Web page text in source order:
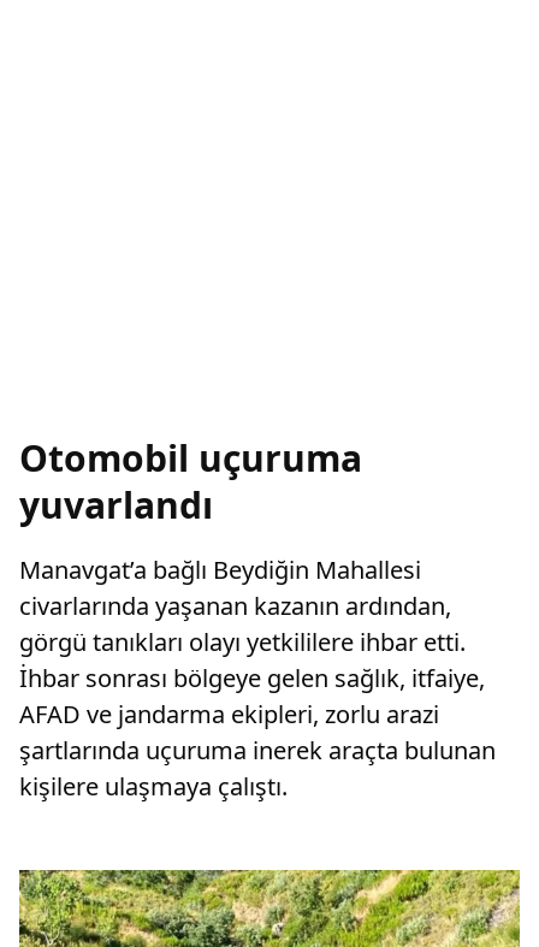
Otomobil uçuruma
yuvarlandı
Manavgat’a bağlı Beydiğin Mahallesi
civarlarında yaşanan kazanın ardından,
görgü tanıkları olayı yetkililere ihbar etti.
İhbar sonrası bölgeye gelen sağlık, itfaiye,
AFAD ve jandarma ekipleri, zorlu arazi
şartlarında uçuruma inerek araçta bulunan
kişilere ulaşmaya çalıştı.